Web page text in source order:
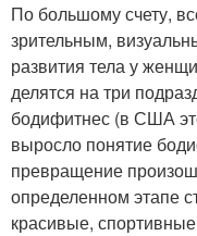
По большому счету,
зрительным,
развития тела у
делятся на три
бодифитнес (в США
выросло понятие
превращение
определенном этапе
красивые,